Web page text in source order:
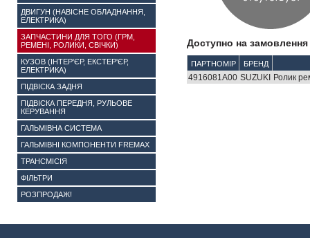
Доступно на
ПАРТНОМІР БРЕНД
4916081A00 SUZUKI Ролик
ДВИГУН (НАВІСНЕ ОБЛАДНАННЯ,
ЕЛЕКТРИКА)
ЗАПЧАСТИНИ ДЛЯ ТОГО (ГРМ,
РЕМЕНІ, РОЛИКИ, СВІЧКИ)
КУЗОВ (ІНТЕР'ЄР, ЕКСТЕР'ЄР,
ЕЛЕКТРИКА)
ПІДВІСКА ЗАДНЯ
ПІДВІСКА ПЕРЕДНЯ, РУЛЬОВЕ
КЕРУВАННЯ
ГАЛЬМІВНА СИСТЕМА
ГАЛЬМІВНІ КОМПОНЕНТИ FREMAX
ТРАНСМІСІЯ
ФІЛЬТРИ
РОЗПРОДАЖ!